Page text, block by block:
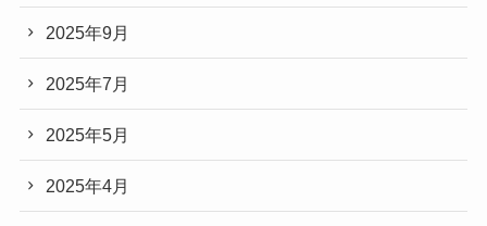
2025年9月
2025年7月
2025年5月
2025年4月